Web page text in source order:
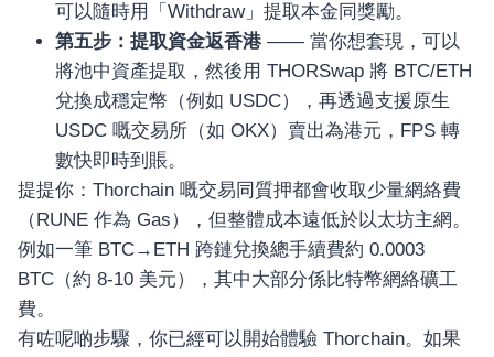
可以隨時用「Withdraw」提取本金同獎勵。
第五步：提取資金返香港—— 當你想套現，可以
將池中資產提取，然後用 THORSwap 將 BTC/ETH
兌換成穩定幣（例如 USDC），再透過支援原生
USDC 嘅交易所（如 OKX）賣出為港元，FPS 轉
數快即時到賬。
提提你：Thorchain 嘅交易同質押都會收取少量網絡費
（RUNE 作為 Gas），但整體成本遠低於以太坊主網。
例如一筆 BTC→ETH 跨鏈兌換總手續費約 0.0003
BTC（約 8-10 美元），其中大部分係比特幣網絡礦工
費。
有咗呢啲步驟，你已經可以開始體驗 Thorchain。如果